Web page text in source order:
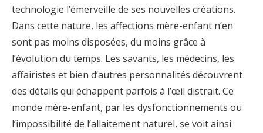
technologie l’émerveille de ses nouvelles créations.
Dans cette nature, les affections mère-enfant n’en
sont pas moins disposées, du moins grâce à
l’évolution du temps. Les savants, les médecins, les
affairistes et bien d’autres personnalités découvrent
des détails qui échappent parfois à l’œil distrait. Ce
monde mère-enfant, par les dysfonctionnements ou
l’impossibilité de l’allaitement naturel, se voit ainsi